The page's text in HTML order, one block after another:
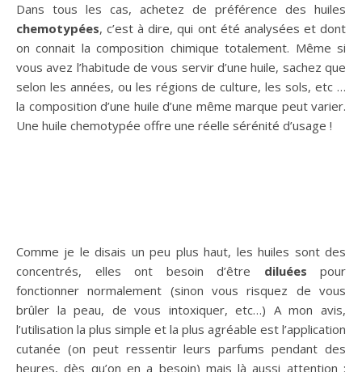
Dans tous les cas, achetez de préférence des huiles
chemotypées, c’est à dire, qui ont été analysées et dont
on connait la composition chimique totalement. Même si
vous avez l’habitude de vous servir d’une huile, sachez que
selon les années, ou les régions de culture, les sols, etc …
la composition d’une huile d’une même marque peut varier.
Une huile chemotypée offre une réelle sérénité d’usage !
Comme je le disais un peu plus haut, les huiles sont des
concentrés, elles ont besoin d’être diluées pour
fonctionner normalement (sinon vous risquez de vous
brûler la peau, de vous intoxiquer, etc…) A mon avis,
l’utilisation la plus simple et la plus agréable est l’application
cutanée (on peut ressentir leurs parfums pendant des
heures, dès qu’on en a besoin) mais là aussi attention :